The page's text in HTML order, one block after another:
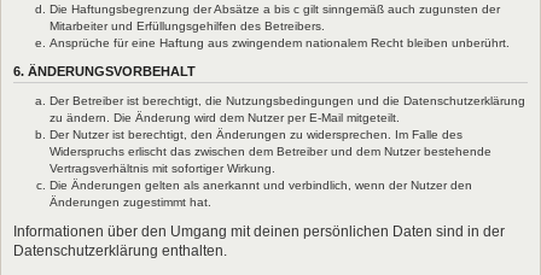
Die Haftungsbegrenzung der Absätze a bis c gilt sinngemäß auch zugunsten der
Mitarbeiter und Erfüllungsgehilfen des Betreibers.
Ansprüche für eine Haftung aus zwingendem nationalem Recht bleiben unberührt.
6. ÄNDERUNGSVORBEHALT
Der Betreiber ist berechtigt, die Nutzungsbedingungen und die Datenschutzerklärung
zu ändern. Die Änderung wird dem Nutzer per E-Mail mitgeteilt.
Der Nutzer ist berechtigt, den Änderungen zu widersprechen. Im Falle des
Widerspruchs erlischt das zwischen dem Betreiber und dem Nutzer bestehende
Vertragsverhältnis mit sofortiger Wirkung.
Die Änderungen gelten als anerkannt und verbindlich, wenn der Nutzer den
Änderungen zugestimmt hat.
Informationen über den Umgang mit deinen persönlichen Daten sind in der
Datenschutzerklärung enthalten.